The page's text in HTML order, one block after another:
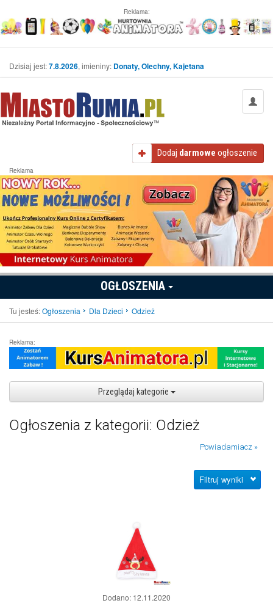
Reklama:
Dzisiaj jest:7.8.2026, imieniny: Donaty, Olechny, Kajetana
Dodaj darmowe ogłoszenie
Reklama
OGŁOSZENIA
Tu jesteś:Ogłoszenia Dla Dzieci Odzież
Reklama:
Przeglądaj kategorie
Ogłoszenia z kategorii: Odzież
Powiadamiacz »
Filtruj wyniki
Dodano: 12.11.2020